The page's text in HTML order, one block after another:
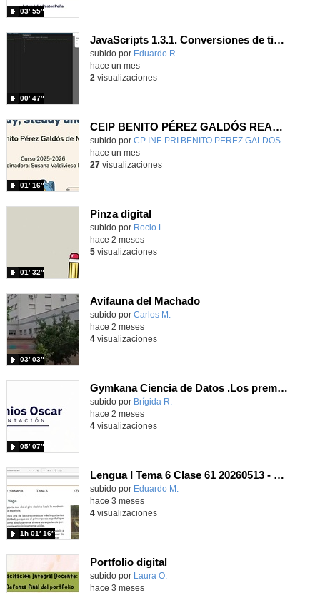
03′ 55″
JavaScripts 1.3.1. Conversiones de tipos de datos. Parte III.
Contenido educativo.
subido por Eduardo R.
00′ 47″
hace un mes
2 visualizaciones
CEIP BENITO PÉREZ GALDÓS READY, STEADY & GO
Contenido educativo.
subido por CP INF-PRI BENITO PEREZ GALDOS
01′ 16″
-
hace un mes
27visualizaciones
Pinza digital
Contenido educativo.
subido por Rocio L.
01′ 32″
hace 2 meses
5visualizaciones
Avifauna del Machado
subido por Carlos M.
03′ 03″
hace 2 meses
4visualizaciones
Gymkana Ciencia de Datos .Los premios Óscar
Contenido educativo.
subido por Brígida R.
05′ 07″
hace 2 meses
4visualizaciones
Lengua I Tema 6 Clase 61 20260513 - Renacimiento (III): Garcilaso de la Vega
Contenido educativo.
subido por Eduardo M.
1h 01′ 16″
hace 3 meses
4visualizaciones
Portfolio digital
Contenido educativo.
subido por Laura O.
hace 3 meses